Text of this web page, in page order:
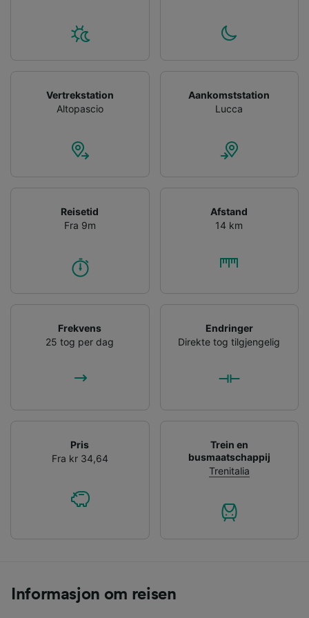
Vertrekstation
Altopascio
Aankomststation
Lucca
Reisetid
Fra 9m
Afstand
14 km
Frekvens
25 tog per dag
Endringer
Direkte tog tilgjengelig
Pris
Fra kr 34,64
Trein en
busmaatschappij
Trenitalia
Informasjon om reisen
advertising and content measurement,
audience research and services development.
List of Partners